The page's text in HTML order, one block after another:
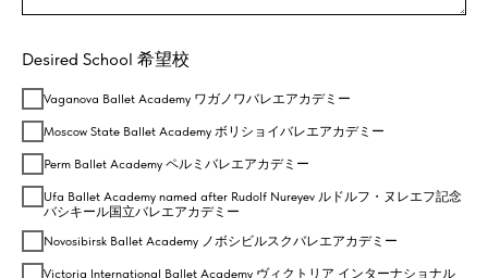
Desired School 希望校
Vaganova Ballet Academy ワガノワバレエアカデミー
Moscow State Ballet Academy ボリショイバレエアカデミー
Perm Ballet Academy ペルミバレエアカデミー
Ufa Ballet Academy named after Rudolf Nureyev ルドルフ・ヌレエフ記念
バシキール国立バレエアカデミー
Novosibirsk Ballet Academy ノボシビルスクバレエアカデミー
Victoria International Ballet Academy ヴィクトリア インターナショナル